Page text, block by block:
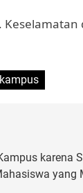
karena
yang